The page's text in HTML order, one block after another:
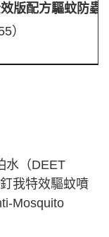
版配方驅蚊防蟲
）
水（DEET
我特效驅蚊噴
Mosquito